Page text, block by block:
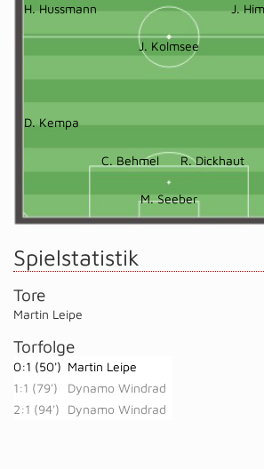
H. Hussmann J.
J. Kolmsee
D. Kempa
C. Behmel R. Dickhaut
M. Seeber
Spielstatistik
Tore
Martin Leipe
Torfolge
0:1 (50') Martin Leipe
1:1 (79')
Dynamo Windrad
2:1 (94')
Dynamo Windrad